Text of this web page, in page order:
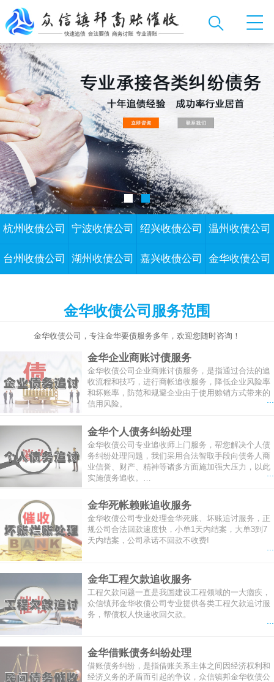
杭州收债公司 宁波收债公司 绍兴收债公司 温州收债公司
台州收债公司 湖州收债公司 嘉兴收债公司 金华收债公司
金华收债公司服务范围
金华收债公司，专注金华要债服务多年，欢迎您随时咨询！
金华企业商账讨债服务
金华收债公司企业商账讨债服务，是指通过合法的追
收流程和技巧，进行商帐追收服务，降低企业风险率
和坏账率，防范和规避企业由于使用赊销方式带来的
信用风险。
...
金华个人债务纠纷处理
金华收债公司专业追收师上门服务，帮您解决个人债
务纠纷处理问题，我们采用合法智取手段向债务人商
业信誉、财产、精神等诸多方面施加强大压力，以此
实施债务追收。…
...
金华死帐赖账追收服务
金华收债公司专业处理金华死账、坏账追讨服务，正
规公司合法回款速度快，小单1天内结案，大单3到7
天内结案，公司承诺不回款不收费!
金华工程欠款追收服务
工程欠款问题一直是我国建设工程领域的一大痼疾，
众信镇邦金华收债公司专业提供各类工程欠款追讨服
务，帮债权人快速收回欠款。
金华借账债务纠纷处理
借账债务纠纷，是指借账关系主体之间因经济权利和
经济义务的矛盾而引起的争议，众信镇邦金华收债公